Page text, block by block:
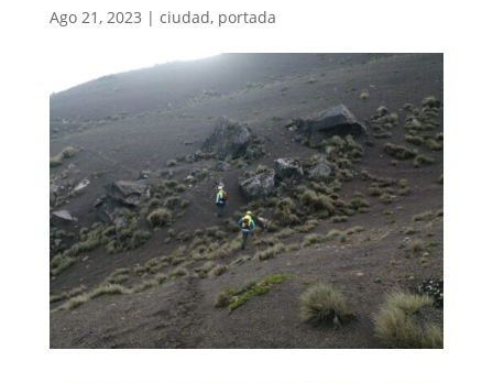
Ago 21, 2023 | ciudad, portada